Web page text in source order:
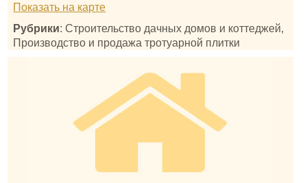
Показать на карте
Рубрики: Строительство дачных домов и коттеджей,
Производство и продажа тротуарной плитки